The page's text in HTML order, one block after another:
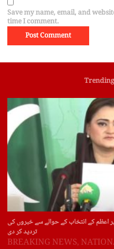
Save my name, email, and
time I comment.
اعظم کے انتخاب کے حوالے سے خبروں کی
تردید کر دی
BREAKING NEWS,